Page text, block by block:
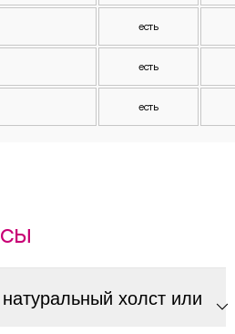
есть
есть
есть
холст или